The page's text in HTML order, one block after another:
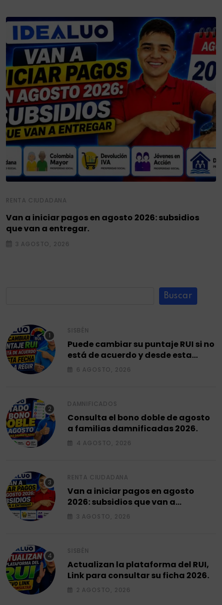
RENTA CIUDADANA
Van a iniciar pagos en agosto 2026: subsidios
que van a entregar.
3 AGOSTO, 2026
Buscar
SISBÉN
Puede cambiar su puntaje RUI si no
está de acuerdo y desde esta
fecha empieza a regir en el 2026.
6 AGOSTO, 2026
DAMNIFICADOS
Consulta el bono doble de agosto
a familias damnificadas 2026.
4 AGOSTO, 2026
RENTA CIUDADANA
Van a iniciar pagos en agosto
2026: subsidios que van a
entregar.
3 AGOSTO, 2026
SISBÉN
Actualizan la plataforma del RUI,
Link para consultar su ficha 2026.
2 AGOSTO, 2026